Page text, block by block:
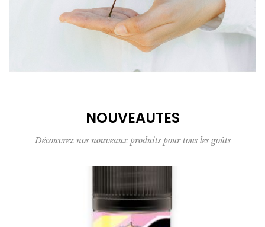
NOUVEAUTES
Découvrez nos nouveaux produits pour tous les goûts